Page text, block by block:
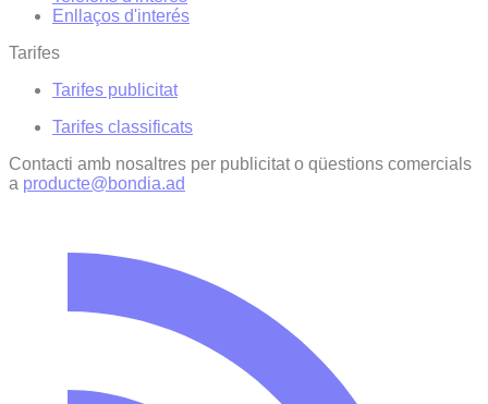
Enllaços d'interés
Tarifes
Tarifes publicitat
Tarifes classificats
Contacti amb nosaltres per publicitat o qüestions comercials
a producte@bondia.ad